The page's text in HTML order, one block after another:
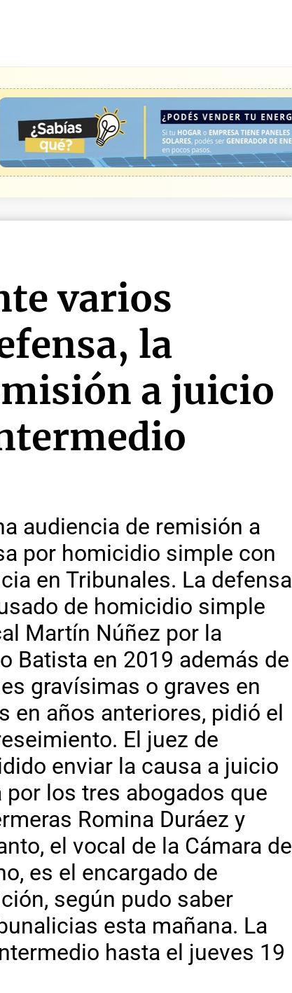
varios
la
a juicio
audiencia de remisión a
por homicidio simple con
en Tribunales. La defensa
de homicidio simple
Martín Núñez por la
Batista en 2019 además de
gravísimas o graves en
en años anteriores, pidió el
El juez de
enviar la causa a juicio
los tres abogados que
Romina Duráez y
el vocal de la Cámara de
es el encargado de
según pudo saber
esta mañana. La
hasta el jueves 19